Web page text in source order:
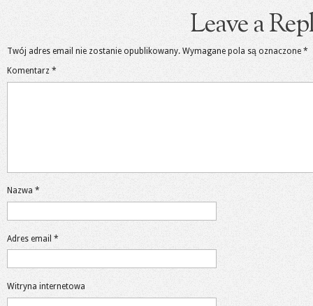
Leave a
Twój adres email nie zostanie opublikowany. Wymagane pola są oznaczone *
Komentarz *
Nazwa *
Adres email *
Witryna internetowa